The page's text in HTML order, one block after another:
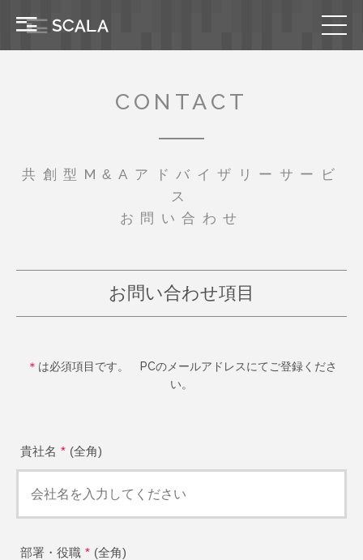
CONTACT
共創型M&Aアドバイザリーサービ
ス
お問い合わせ
お問い合わせ項目
＊ は必須項目です。 PCのメールアドレスにてご登録くださ
い。
貴社名 (全角)
部署・役職 (全角)